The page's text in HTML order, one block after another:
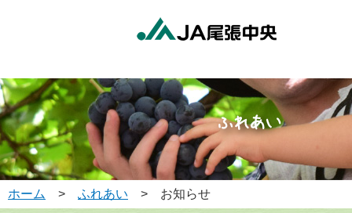
ホーム > ふれあい > お知らせ